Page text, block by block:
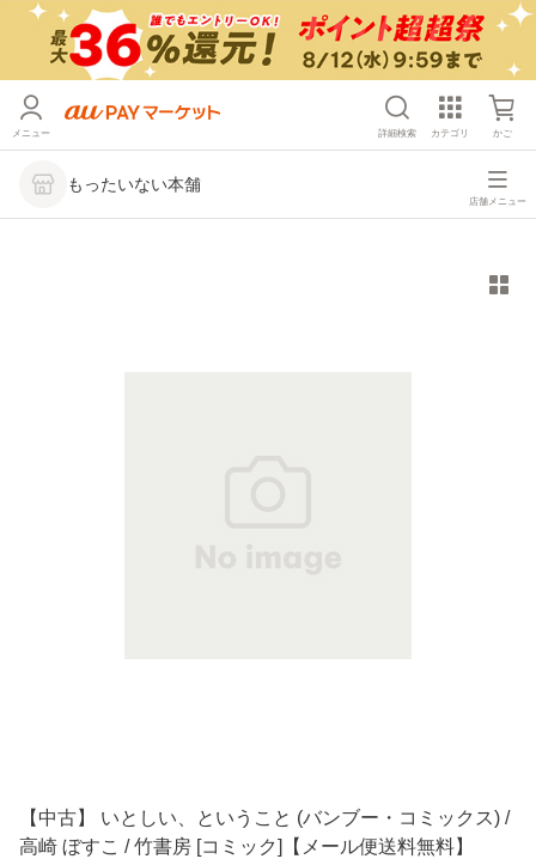
メニュー 詳細検索 カテゴリ かご
もったいない本舗
店舗メニュー
【中古】 いとしい、ということ (バンブー・コミックス) /
高崎 ぼすこ / 竹書房 [コミック]【メール便送料無料】